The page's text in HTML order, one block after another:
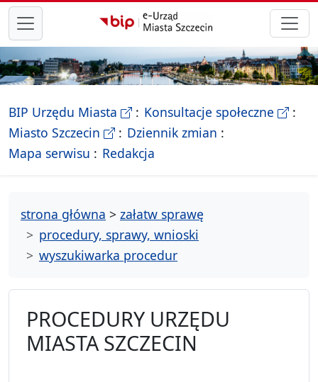
przejdź do głównego menu
BIP Urzędu Miasta - Biletyn Informacji Publicznej
Konsultacje społeczne-
Miasto Szczecin - Oficjalna strona Miasta Szczecin
Dziennik zmian
Mapa serwisu - drzewko rozdziałów
Redakcja
strona główna > załatw sprawę
procedury, sprawy, wnioski
wyszukiwarka procedur
PROCEDURY URZĘDU
MIASTA SZCZECIN